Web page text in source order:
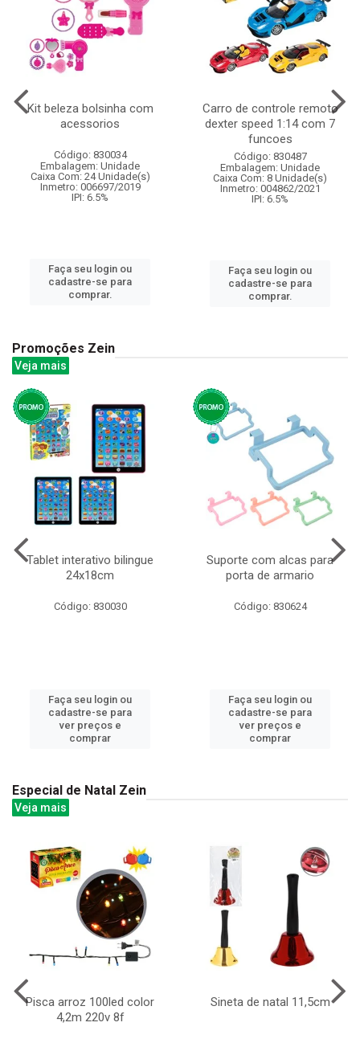
Kit beleza bolsinha com
acessorios
Código: 830034
Embalagem: Unidade
Caixa Com: 24 Unidade(s)
Inmetro: 006697/2019
IPI: 6.5%
Faça seu login ou
cadastre-se para
comprar.
Carro de controle remoto
dexter speed 1:14 com 7
funcoes
Código: 830487
Embalagem: Unidade
Caixa Com: 8 Unidade(s)
Inmetro: 004862/2021
IPI: 6.5%
Faça seu login ou
cadastre-se para
comprar.
Promoções Zein
Veja mais
Tablet interativo bilingue
24x18cm
Código: 830030
Faça seu login ou
cadastre-se para
ver preços e
comprar
Suporte com alcas para
porta de armario
Código: 830624
Faça seu login ou
cadastre-se para
ver preços e
comprar
Especial de Natal Zein
Veja mais
Pisca arroz 100led color
4,2m 220v 8f
Sineta de natal 11,5cm